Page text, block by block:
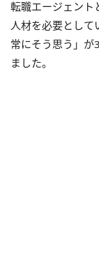
転職エージェント
人材を必要とし
常にそう思う」が
ました。